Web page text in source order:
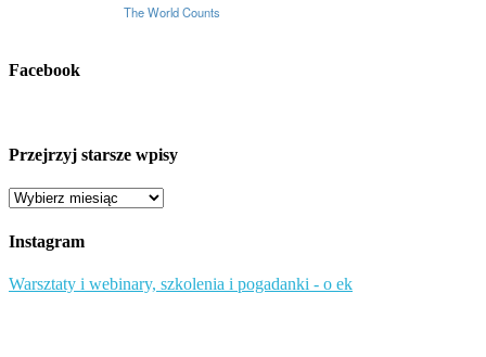
Facebook
Przejrzyj starsze wpisy
Przejrzyj
wpisy
Instagram
Warsztaty i webinary, szkolenia i pogadanki - o ek